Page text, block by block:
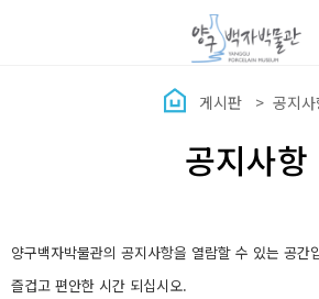
게시판 공지사
공지사항
양구백자박물관의 공지사항을 열람할 수 있는 공간
즐겁고 편안한 시간 되십시오.